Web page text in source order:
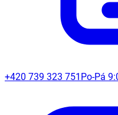
+420 739 323 751 Po-Pá